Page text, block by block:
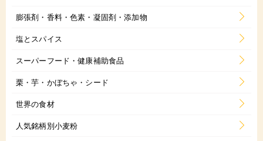
膨張剤・香料・色素・凝固剤・添加物
塩とスパイス
スーパーフード・健康補助食品
栗・芋・かぼちゃ・シード
世界の食材
人気銘柄別小麦粉